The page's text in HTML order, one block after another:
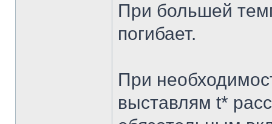
При большей
погибает.
При
выставлям t*